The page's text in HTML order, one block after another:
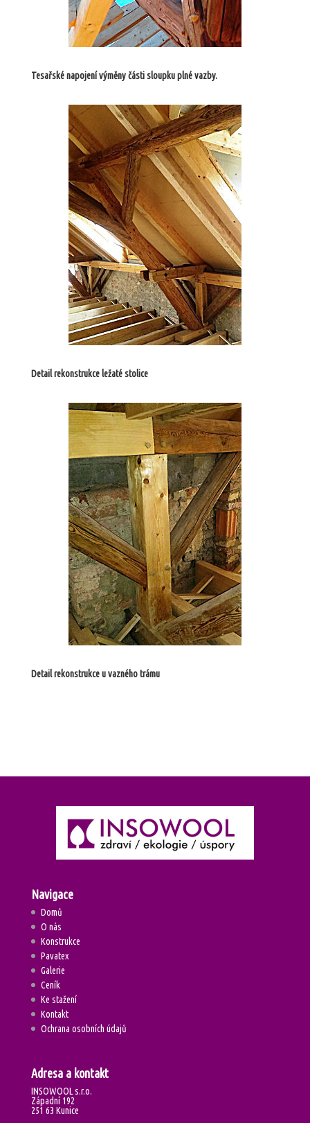
Tesařské napojení výměny části sloupku plné vazby.
Detail rekonstrukce ležaté stolice
Detail rekonstrukce u vazného trámu
Navigace
Domů
O nás
Konstrukce
Pavatex
Galerie
Ceník
Ke stažení
Kontakt
Ochrana osobních údajů
Adresa a kontakt
INSOWOOL s.r.o.
Západní 192
251 63 Kunice